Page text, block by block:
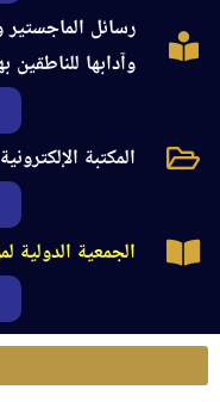
رسائل الماجستير
وآدابها للناطقين
المكتبة
الجمعية الدولية